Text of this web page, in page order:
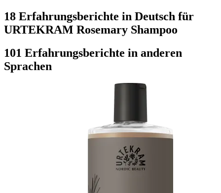
18 Erfahrungsberichte in Deutsch für
URTEKRAM Rosemary Shampoo
101 Erfahrungsberichte in anderen
Sprachen